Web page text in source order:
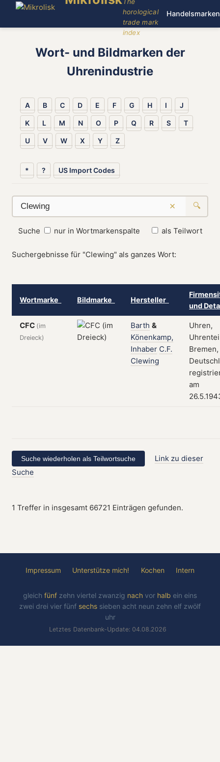
horological
trade mark
index
Handelsmarken
Wort- und Bildmarken der
Uhrenindustrie
A B C D E F G H I J
K L M N O P Q R S T
U V W X Y Z
* ? US Import Codes
× 🔍
Suche nur in Wortmarkenspalte als Teilwort
Suchergebnisse für "Clewing" als ganzes Wort:
Wortmarke Bildmarke Hersteller
und
CFC (im
Dreieck)
Barth &
Könenkamp,
Inhaber C.F.
Clewing
Uhren,
Bremen,
am
Link zu dieser
Suche
1 Treffer in insgesamt 66721 Einträgen gefunden.
Impressum Unterstütze mich! Kochen Intern
gleich fünf zehn viertel zwanzig nach vor halb ein eins
zwei drei vier fünf sechs sieben acht neun zehn elf zwölf
uhr
Letztes Datenbank-Update: 04.08.2026